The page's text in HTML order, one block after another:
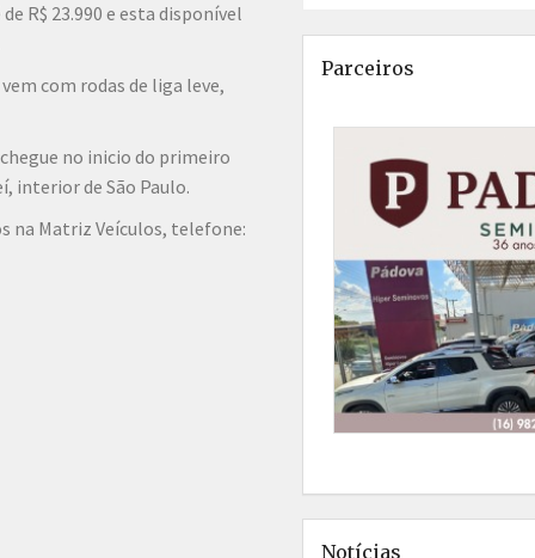
R$ 23.990 e esta disponível
com rodas de liga leve,
no inicio do primeiro
interior de São Paulo.
na Matriz Veículos, telefone:
Parceiros
Notícias